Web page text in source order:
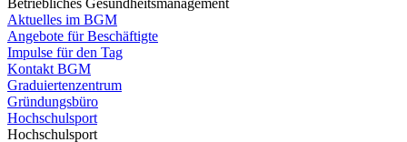
Betriebliches Gesundheitsmanagement
Aktuelles im BGM
Angebote für Beschäftigte
Impulse für den Tag
Kontakt BGM
Graduiertenzentrum
Gründungsbüro
Hochschulsport
Hochschulsport